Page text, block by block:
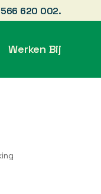
620 002.
Werken Bij